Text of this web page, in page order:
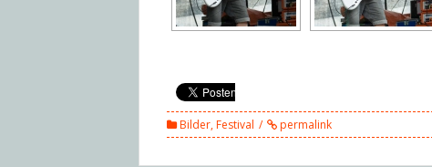
Bilder,Festival permalink